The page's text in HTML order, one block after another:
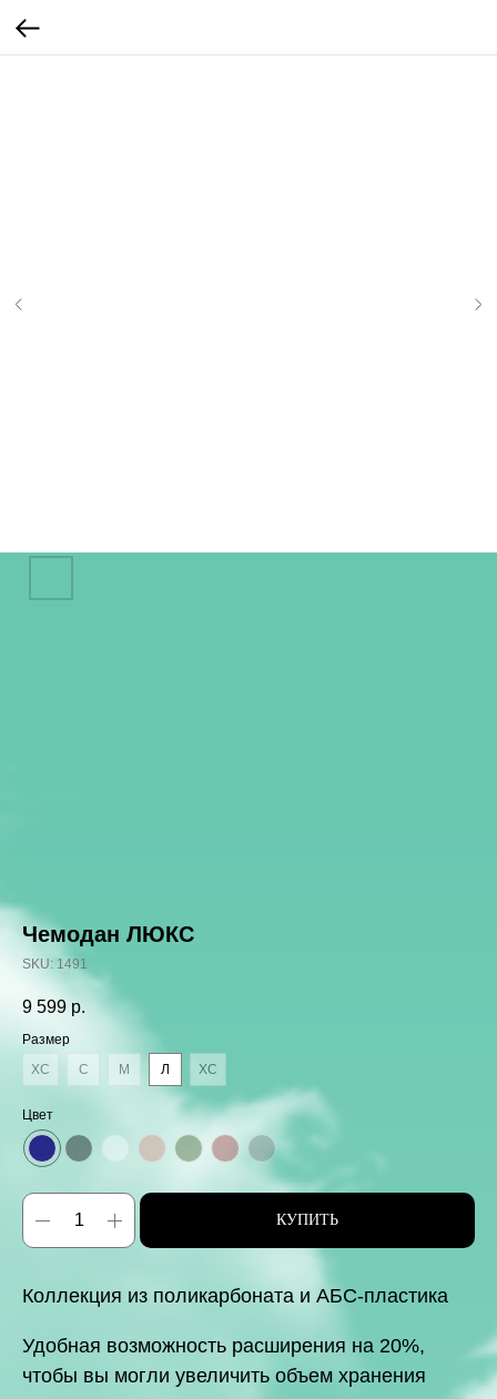
Чемодан ЛЮКС
SKU: 1491
9 599 р.
Размер
XС
С M Л ХС
Цвет
КУПИТЬ
Коллекция из поликарбоната и АБС-пластика
Удобная возможность расширения на 20%,
чтобы вы могли увеличить объем хранения